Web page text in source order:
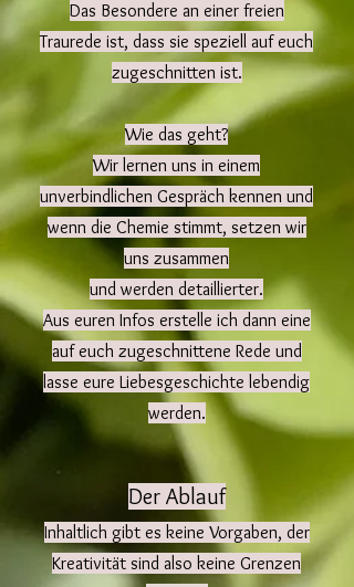
Das Besondere an einer freien
Traurede ist, dass sie speziell auf euch
zugeschnitten ist.
Wie das geht?
Wir lernen uns in einem
unverbindlichen Gespräch kennen und
wenn die Chemie stimmt, setzen wir
uns zusammen
und werden detaillierter.
Aus euren Infos erstelle ich dann eine
auf euch zugeschnittene Rede und
lasse eure Liebesgeschichte lebendig
werden.
Der Ablauf
Inhaltlich gibt es keine Vorgaben, der
Kreativität sind also keine Grenzen